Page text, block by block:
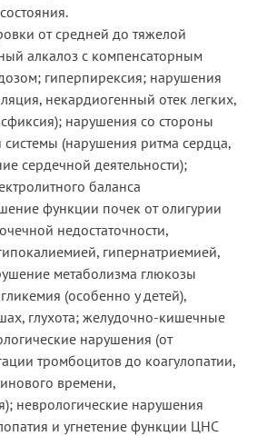
от средней до тяжелой
алкалоз с компенсаторным
гиперпирексия; нарушения
некардиогенный отек легких,
нарушения со стороны
системы (нарушения ритма сердца,
сердечной деятельности);
баланса
функции почек от олигурии
недостаточности,
гипернатриемией,
метаболизма глюкозы
(особенно у детей),
глухота; желудочно-кишечные
нарушения (от
тромбоцитов до коагулопатии,
времени,
неврологические нарушения
и угнетение функции ЦНС